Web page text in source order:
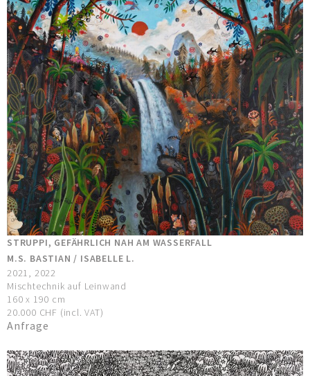
STRUPPI, GEFÄHRLICH NAH AM WASSERFALL
M.S. BASTIAN / ISABELLE L.
2021, 2022
Mischtechnik auf Leinwand
160 x 190 cm
20.000 CHF (incl. VAT)
Anfrage